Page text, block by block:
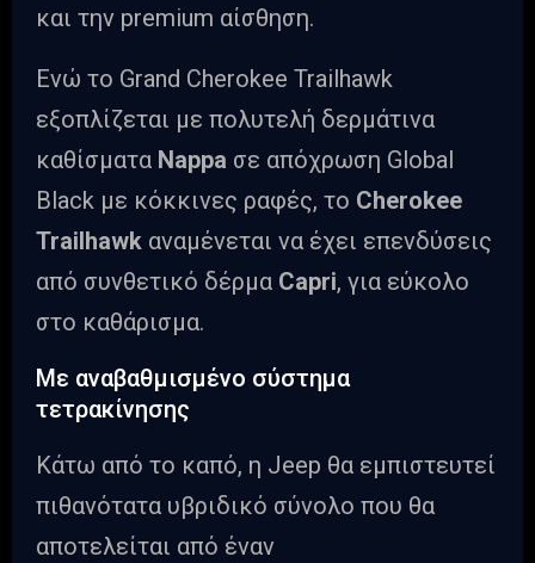
και την premium αίσθηση.
Ενώ το Grand Cherokee Trailhawk
εξοπλίζεται με πολυτελή δερμάτινα
καθίσματα Nappa σε απόχρωση Global
Black με κόκκινες ραφές, το Cherokee
Trailhawk αναμένεται να έχει επενδύσεις
από συνθετικό δέρμα Capri, για εύκολο
στο καθάρισμα.
Με αναβαθμισμένο σύστημα
τετρακίνησης
Κάτω από το καπό, η Jeep θα εμπιστευτεί
πιθανότατα υβριδικό σύνολο που θα
αποτελείται από έναν